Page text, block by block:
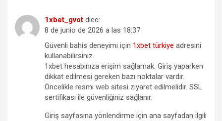
1xbet_gvot dice:
8 de junio de 2026 a las 18:37
Güvenli bahis deneyimi için 1xbet türkiye adresini
kullanabilirsiniz.
1xbet hesabınıza erişim sağlamak. Giriş yaparken
dikkat edilmesi gereken bazı noktalar vardır.
Öncelikle resmi web sitesi ziyaret edilmelidir. SSL
sertifikası ile güvenliğiniz sağlanır.
Giriş sayfasına yönlendirme için ana sayfadan ilgili